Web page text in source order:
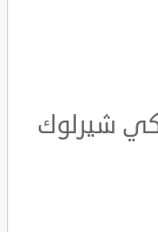
شيرلوك